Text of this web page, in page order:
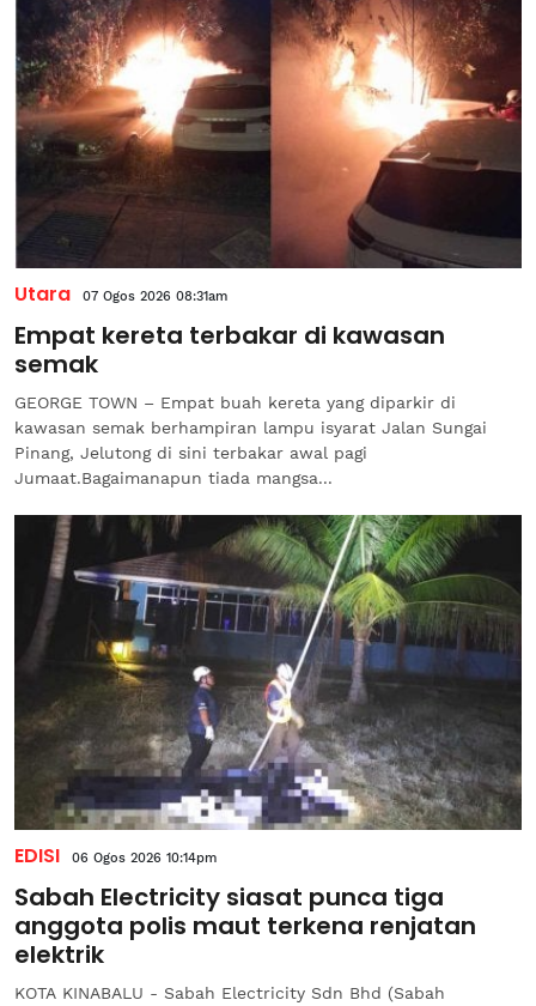
Utara 07 Ogos 2026 08:31am
Empat kereta terbakar di kawasan
semak
GEORGE TOWN – Empat buah kereta yang diparkir di
kawasan semak berhampiran lampu isyarat Jalan Sungai
Pinang, Jelutong di sini terbakar awal pagi
Jumaat.Bagaimanapun tiada mangsa...
EDISI 06 Ogos 2026 10:14pm
Sabah Electricity siasat punca tiga
anggota polis maut terkena renjatan
elektrik
KOTA KINABALU - Sabah Electricity Sdn Bhd (Sabah